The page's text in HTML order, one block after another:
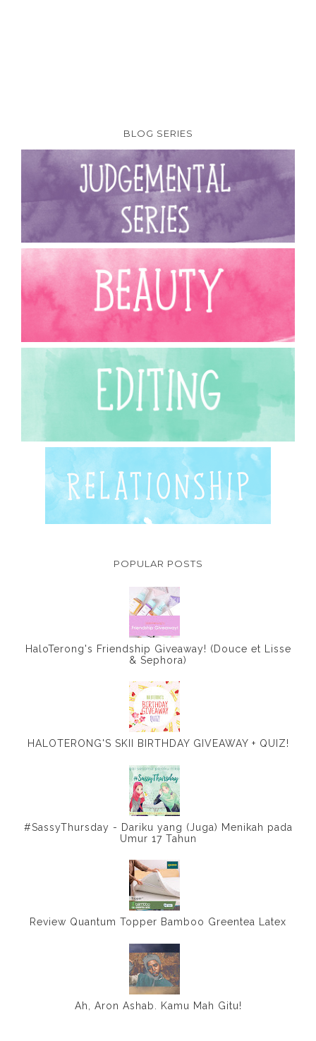
BLOG SERIES
POPULAR POSTS
HaloTerong's Friendship Giveaway! (Douce et Lisse
& Sephora)
HALOTERONG'S SKII BIRTHDAY GIVEAWAY + QUIZ!
#SassyThursday - Dariku yang (Juga) Menikah pada
Umur 17 Tahun
Review Quantum Topper Bamboo Greentea Latex
Ah, Aron Ashab. Kamu Mah Gitu!